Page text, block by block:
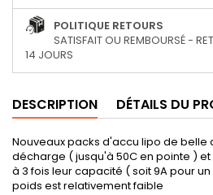
POLITIQUE RETOURS
SATISFAIT OU REMBOURSÉ -
14 JOURS
DESCRIPTION DÉTAILS DU
Nouveaux packs d'accu lipo de belle
décharge ( jusqu'à 50C en pointe )
à 3 fois leur capacité ( soit 9A pour
poids est relativement faible